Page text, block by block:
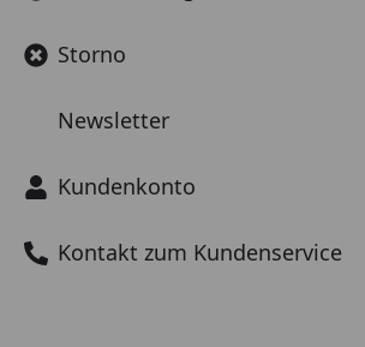
Storno
Newsletter
Kundenkonto
Kontakt zum Kundenservice